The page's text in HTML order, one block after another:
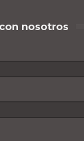
nosotros